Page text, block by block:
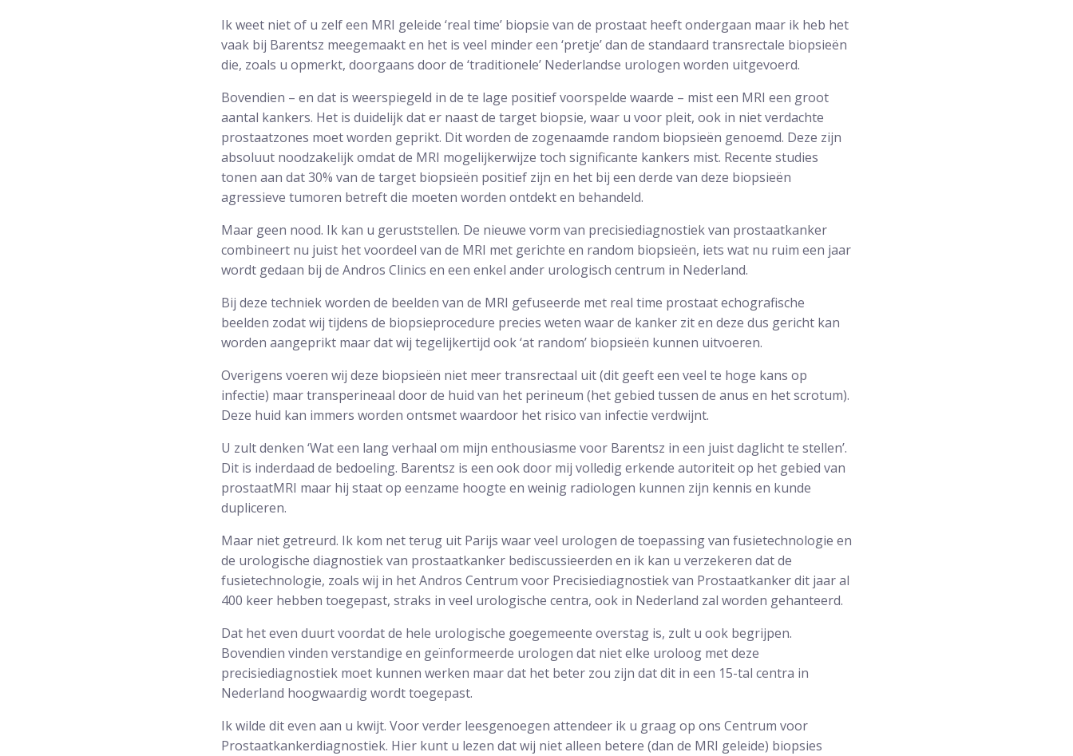
Ik weet niet of u zelf een MRI geleide ‘real time’ biopsie van de prostaat heeft ondergaan maar ik heb het
vaak bij Barentsz meegemaakt en het is veel minder een ‘pretje’ dan de standaard transrectale biopsieën
die, zoals u opmerkt, doorgaans door de ‘traditionele’ Nederlandse urologen worden uitgevoerd.
Bovendien – en dat is weerspiegeld in de te lage positief voorspelde waarde – mist een MRI een groot
aantal kankers. Het is duidelijk dat er naast de target biopsie, waar u voor pleit, ook in niet verdachte
prostaatzones moet worden geprikt. Dit worden de zogenaamde random biopsieën genoemd. Deze zijn
absoluut noodzakelijk omdat de MRI mogelijkerwijze toch significante kankers mist. Recente studies
tonen aan dat 30% van de target biopsieën positief zijn en het bij een derde van deze biopsieën
agressieve tumoren betreft die moeten worden ontdekt en behandeld.
Maar geen nood. Ik kan u geruststellen. De nieuwe vorm van precisiediagnostiek van prostaatkanker
combineert nu juist het voordeel van de MRI met gerichte en random biopsieën, iets wat nu ruim een jaar
wordt gedaan bij de Andros Clinics en een enkel ander urologisch centrum in Nederland.
Bij deze techniek worden de beelden van de MRI gefuseerde met real time prostaat echografische
beelden zodat wij tijdens de biopsieprocedure precies weten waar de kanker zit en deze dus gericht kan
worden aangeprikt maar dat wij tegelijkertijd ook ‘at random’ biopsieën kunnen uitvoeren.
Overigens voeren wij deze biopsieën niet meer transrectaal uit (dit geeft een veel te hoge kans op
infectie) maar transperineaal door de huid van het perineum (het gebied tussen de anus en het scrotum).
Deze huid kan immers worden ontsmet waardoor het risico van infectie verdwijnt.
U zult denken ‘Wat een lang verhaal om mijn enthousiasme voor Barentsz in een juist daglicht te stellen’.
Dit is inderdaad de bedoeling. Barentsz is een ook door mij volledig erkende autoriteit op het gebied van
prostaatMRI maar hij staat op eenzame hoogte en weinig radiologen kunnen zijn kennis en kunde
dupliceren.
Maar niet getreurd. Ik kom net terug uit Parijs waar veel urologen de toepassing van fusietechnologie en
de urologische diagnostiek van prostaatkanker bediscussieerden en ik kan u verzekeren dat de
fusietechnologie, zoals wij in het Andros Centrum voor Precisiediagnostiek van Prostaatkanker dit jaar al
400 keer hebben toegepast, straks in veel urologische centra, ook in Nederland zal worden gehanteerd.
Dat het even duurt voordat de hele urologische goegemeente overstag is, zult u ook begrijpen.
Bovendien vinden verstandige en geïnformeerde urologen dat niet elke uroloog met deze
precisiediagnostiek moet kunnen werken maar dat het beter zou zijn dat dit in een 15-tal centra in
Nederland hoogwaardig wordt toegepast.
Ik wilde dit even aan u kwijt. Voor verder leesgenoegen attendeer ik u graag op ons Centrum voor
Prostaatkankerdiagnostiek. Hier kunt u lezen dat wij niet alleen betere (dan de MRI geleide) biopsies